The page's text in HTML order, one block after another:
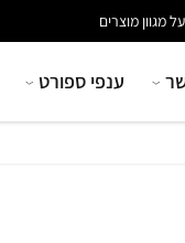
מגוון מוצרים
ענפי ספורט